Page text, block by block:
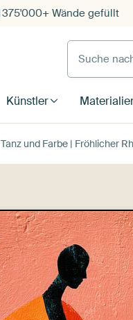
375'000+ Wände gefüllt
Suche nach
Künstler
Tanz und Farbe | Fröhlicher